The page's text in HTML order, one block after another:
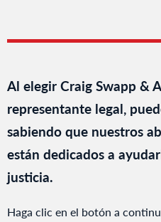
Al elegir Craig Swapp &
representante legal,
sabiendo que nuestros
están dedicados a
justicia.
Haga clic en el botón a